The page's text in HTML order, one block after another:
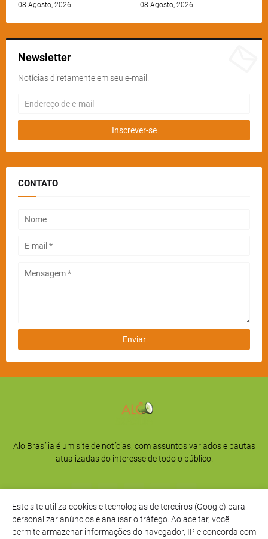
08 Agosto, 2026 08 Agosto, 2026
Newsletter
Notícias diretamente em seu e-mail.
CONTATO
Alo Brasília é um site de notícias, com assuntos variados e pautas
atualizadas do interesse de todo o público.
Este site utiliza cookies e tecnologias de terceiros (Google) para
personalizar anúncios e analisar o tráfego. Ao aceitar, você
permite armazenar informações do navegador, IP e concorda com